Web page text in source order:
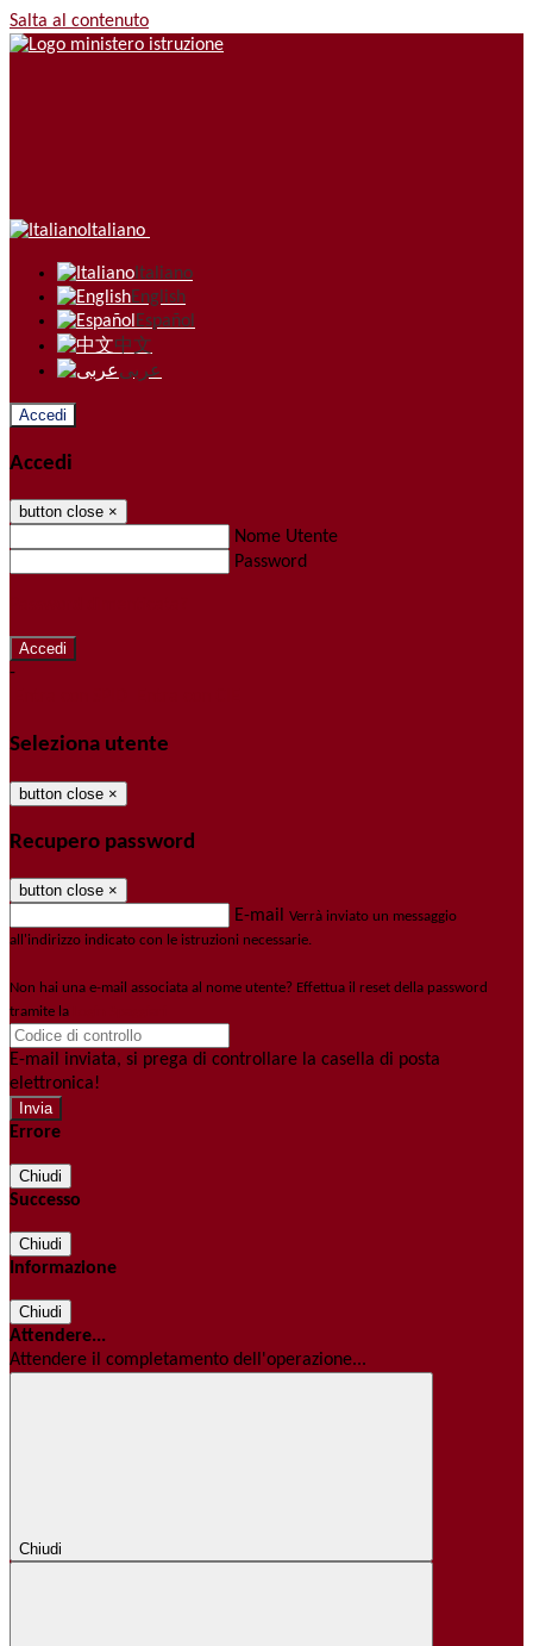
Salta al contenuto
Italiano
Italiano
English
Español
中文
عربى
Accedi
Accedi
button close ×
Nome Utente
Password
-
Seleziona utente
button close ×
Recupero password
button close ×
E-mail Verrà inviato un messaggio
all'indirizzo indicato con le istruzioni necessarie.
Non hai una e-mail associata al nome utente? Effettua il reset della password
tramite la
E-mail inviata, si prega di controllare la casella di posta
elettronica!
Errore
Chiudi
Successo
Chiudi
Informazione
Chiudi
Attendere...
Attendere il completamento dell'operazione...
Chiudi